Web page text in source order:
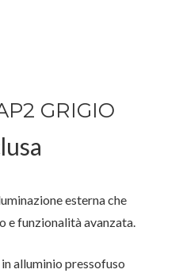
GRIGIO
esterna che
e funzionalità avanzata.
alluminio pressofuso